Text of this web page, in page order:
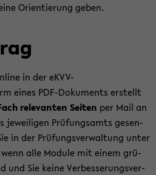
Ori­en­tie­rung geben.
in der eKVV-​
eines PDF-​Dokuments er­stellt
re­le­van­ten Sei­ten per Mail an
je­wei­li­gen Prü­fungs­amts ge­sen­
in der Prü­fungs­ver­wal­tung unter
alle Mo­du­le mit einem grü­
und Sie keine Ver­bes­se­rungs­ver­